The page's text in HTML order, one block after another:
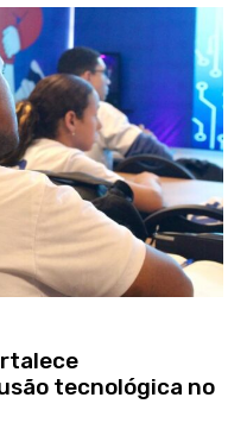
tecnológica no